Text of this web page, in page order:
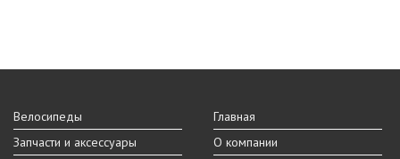
Велосипеды
Запчасти и аксессуары
Главная
О компании